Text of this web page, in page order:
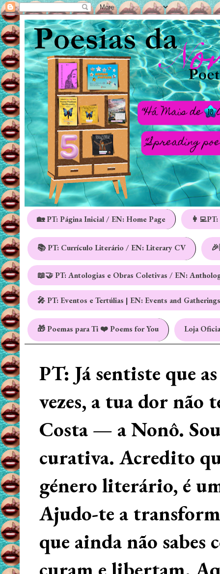
🏡 PT: Página Inicial / EN: Home Page
📚 PT: Currículo Literário / EN: Literary CV
📖🤝 PT: Antologias e Obras Coletivas / EN:
🎤 PT: Eventos e Tertúlias | EN: Events and Gatherings
🎁 Poemas para Ti ❤️ Poems for You Loja
PT: Já sentiste que
vezes, a tua dor não
Costa — a Nonô.
curativa. Acredito
género literário, é
Ajudo-te a
que ainda não